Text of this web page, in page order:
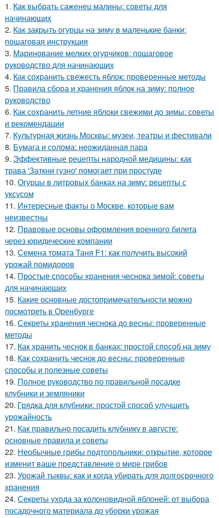
1. Как выбрать саженец малины: советы для
начинающих
2. Как закрыть огурцы на зиму в маленькие банки:
пошаговая инструкция
3. Маринование мелких огурчиков: пошаговое
руководство для начинающих
4. Как сохранить свежесть яблок: проверенные методы
5. Правила сбора и хранения яблок на зиму: полное
руководство
6. Как сохранить летние яблоки свежими до зимы: советы
и рекомендации
7. Культурная жизнь Москвы: музеи, театры и фестивали
8. Бумага и солома: неожиданная пара
9. Эффективные рецепты народной медицины: как
трава 'Заткни гузно' помогает при простуде
10. Огурцы в литровых банках на зиму: рецепты с
уксусом
11. Интересные факты о Москве, которые вам
неизвестны
12. Правовые основы оформления военного билета
через юридические компании
13. Семена томата Таня F1: как получить высокий
урожай помидоров
14. Простые способы хранения чеснока зимой: советы
для начинающих
15. Какие основные достопримечательности можно
посмотреть в Оренбурге
16. Секреты хранения чеснока до весны: проверенные
методы
17. Как хранить чеснок в банках: простой способ на зиму
18. Как сохранить чеснок до весны: проверенные
способы и полезные советы
19. Полное руководство по правильной посадке
клубники и земляники
20. Грядка для клубники: простой способ улучшить
урожайность
21. Как правильно посадить клубнику в августе:
основные правила и советы
22. Необычные грибы подтопольники: открытие, которое
изменит ваше представление о мире грибов
23. Урожай тыквы: как и когда убирать для долгосрочного
хранения
24. Секреты ухода за колоновидной яблоней: от выбора
посадочного материала до уборки урожая